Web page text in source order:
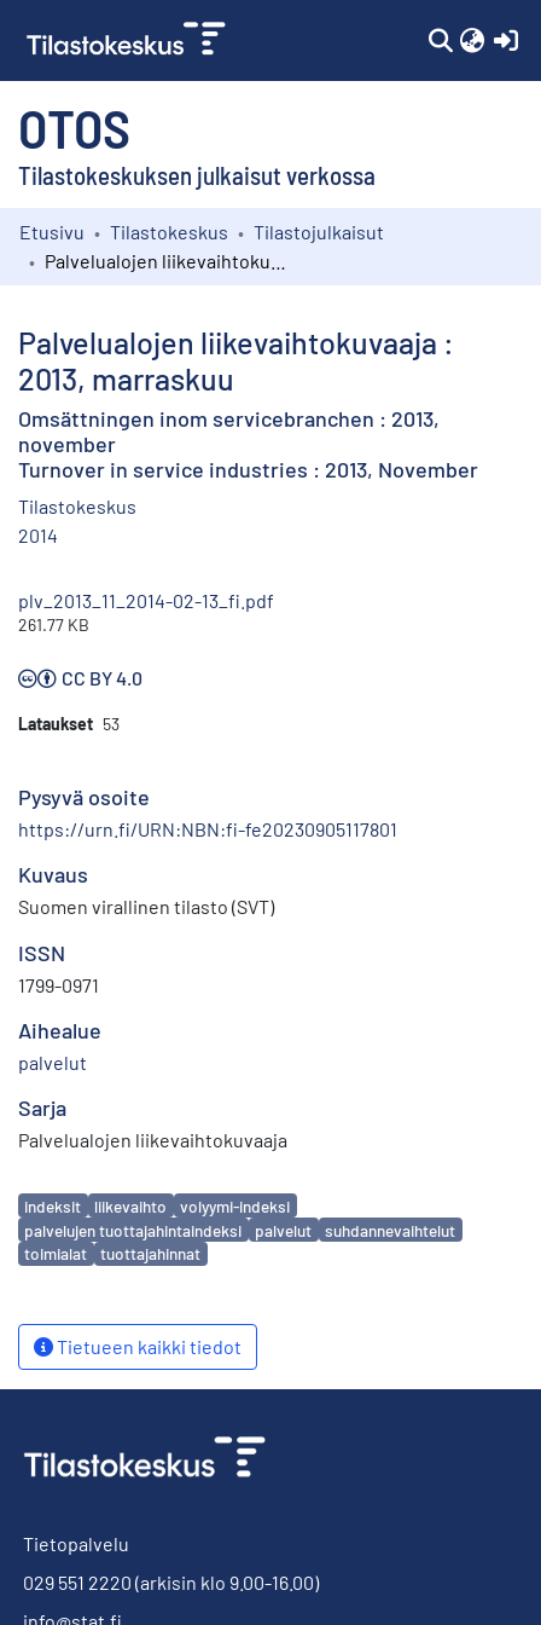
OTOS
Tilastokeskuksen julkaisut verkossa
Kokoelmat
Etusivu Tilastokeskus
Tilastojulkaisut
Palvelualojen liikevaihtokuvaaja :
2013, marraskuu
Omsättningen inom servicebranchen : 2013,
november
Turnover in service industries : 2013, November
Tilastokeskus
2014
plv_2013_11_2014-02-13_fi.pdf
261.77 KB
CC BY 4.0
Lataukset 53
Pysyvä osoite
https://urn.fi/URN:NBN:fi-fe20230905117801
Kuvaus
Suomen virallinen tilasto (SVT)
ISSN
1799-0971
Aihealue
palvelut
Sarja
Palvelualojen liikevaihtokuvaaja
Avainsanat
indeksit liikevaihto
volyymi-indeksi
palvelujen tuottajahintaindeksi
palvelut
suhdannevaihtelut
toimialat
tuottajahinnat
Tietueen kaikki tiedot
Tietopalvelu
029 551 2220 (arkisin klo 9.00-16.00)